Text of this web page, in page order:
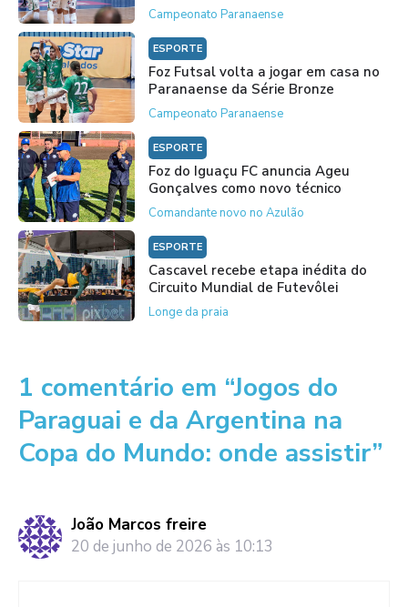
Campeonato Paranaense
ESPORTE
Foz Futsal volta a jogar em casa no
Paranaense da Série Bronze
Campeonato Paranaense
ESPORTE
Foz do Iguaçu FC anuncia Ageu
Gonçalves como novo técnico
Comandante novo no Azulão
ESPORTE
Cascavel recebe etapa inédita do
Circuito Mundial de Futevôlei
Longe da praia
1 comentário em “Jogos do
Paraguai e da Argentina na
Copa do Mundo: onde assistir”
João Marcos freire
20 de junho de 2026 às 10:13